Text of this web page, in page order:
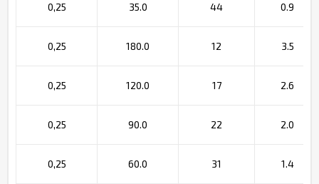
0,25 35.0 44 0.9
0,25 180.0 12 3.5
0,25 120.0 17 2.6
0,25 90.0 22 2.0
0,25 60.0 31 1.4